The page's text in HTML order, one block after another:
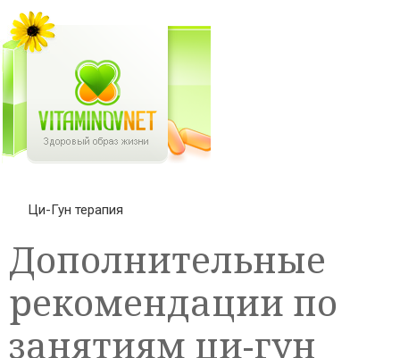
Ци-Гун терапия
Дополнительные
рекомендации по
занятиям ци-гун